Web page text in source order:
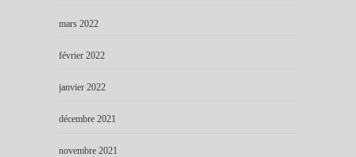
mars 2022
février 2022
janvier 2022
décembre 2021
novembre 2021